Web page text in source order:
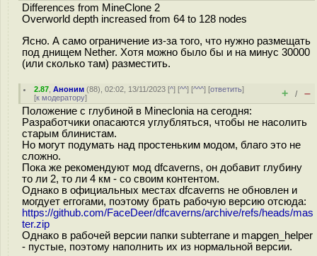
Differences from MineClone 2
Overworld depth increased from 64 to 128 nodes
Ясно. А само ограничение из-за того, что нужно размещать
под днищем Nether. Хотя можно было бы и на минус 30000
(или сколько там) разместить.
2.87 ,Аноним (88), 02:02, 13/11/2023 [^] [^^] [^^^] [ответить]
[к модератору] + / –
Положение с глубиной в Mineclonia на сегодня:
Разработчики опасаются углубляться, чтобы не насолить
старым блинистам.
Но могут подумать над простеньким модом, благо это не
сложно.
Пока же рекомендуют мод dfcaverns, он добавит глубину
то ли 2, то ли 4 км - со своим контентом.
Однако в официальных местах dfcaverns не обновлен и
могдует еггогами, поэтому брать рабочую версию отсюда:
https://github.com/FaceDeer/dfcaverns/archive/refs/heads/mas
ter.zip
Однако в рабочей версии папки subterrane и mapgen_helper
- пустые, поэтому наполнить их из нормальной версии.